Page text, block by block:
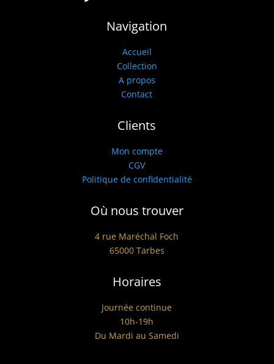
Navigation
Accueil
Collection
A propos
Contact
Clients
Mon compte
CGV
Politique de confidentialité
Où nous trouver
4 rue Maréchal Foch
65000 Tarbes
Horaires
Journée continue
10h-19h
Du Mardi au Samedi